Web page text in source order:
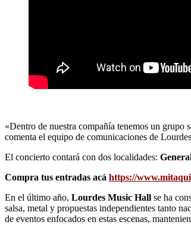
«Dentro de nuestra compañía tenemos un grupo
comenta el equipo de comunicaciones de
El concierto contará con dos localidades:
Compra tus entradas acá https://
En el último año, Lourdes Music Hall se ha
salsa, metal y propuestas independientes tanto
de eventos enfocados en estas escenas,